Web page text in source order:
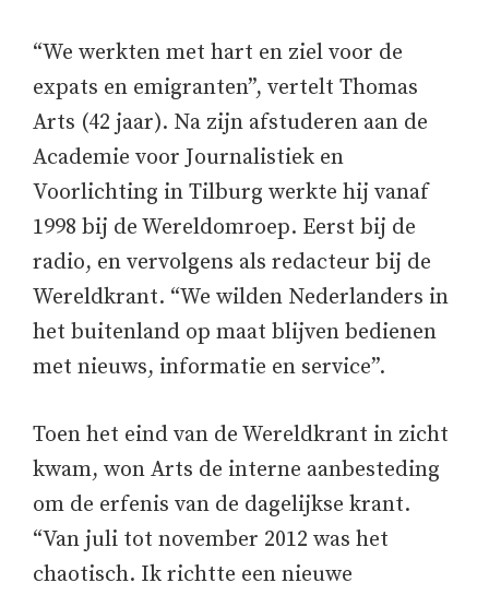
“We werkten met hart en ziel voor de
expats en emigranten”, vertelt Thomas
Arts (42 jaar). Na zijn afstuderen aan de
Academie voor Journalistiek en
Voorlichting in Tilburg werkte hij vanaf
1998 bij de Wereldomroep. Eerst bij de
radio, en vervolgens als redacteur bij de
Wereldkrant. “We wilden Nederlanders in
het buitenland op maat blijven bedienen
met nieuws, informatie en service”.
Toen het eind van de Wereldkrant in zicht
kwam, won Arts de interne aanbesteding
om de erfenis van de dagelijkse krant.
“Van juli tot november 2012 was het
chaotisch. Ik richtte een nieuwe